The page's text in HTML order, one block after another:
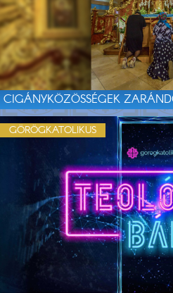
CIGÁNYKÖZÖSSÉGEK
GÖRÖGKATOLIKUS